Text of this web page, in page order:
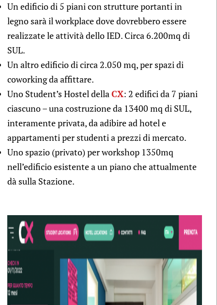
Un edificio di 5 piani con strutture portanti in
legno sarà il workplace dove dovrebbero essere
realizzate le attività dello IED. Circa 6.200mq di
SUL.
Un altro edificio di circa 2.050 mq, per spazi di
coworking da affittare.
Uno Student’s Hostel dellaCX: 2 edifici da 7 piani
ciascuno – una costruzione da 13400 mq di SUL,
interamente privata, da adibire ad hotel e
appartamenti per studenti a prezzi di mercato.
Uno spazio (privato) per workshop 1350mq
nell’edificio esistente a un piano che attualmente
dà sulla Stazione.